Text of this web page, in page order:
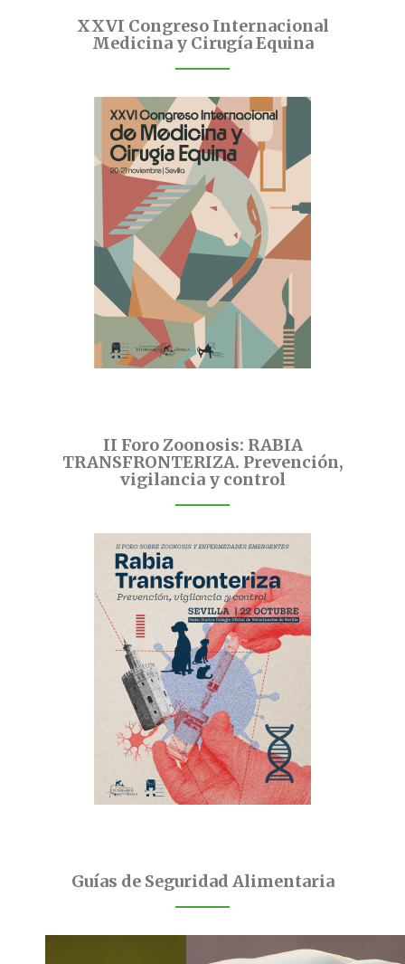
XXVI Congreso Internacional
Medicina y Cirugía Equina
II Foro Zoonosis: RABIA
TRANSFRONTERIZA. Prevención,
vigilancia y control
Guías de Seguridad Alimentaria